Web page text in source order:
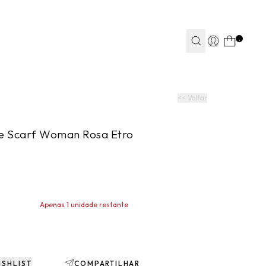
<< Voltar
Scarf Woman Rosa Etro
Apenas 1 unidade restante
COMPARTILHAR